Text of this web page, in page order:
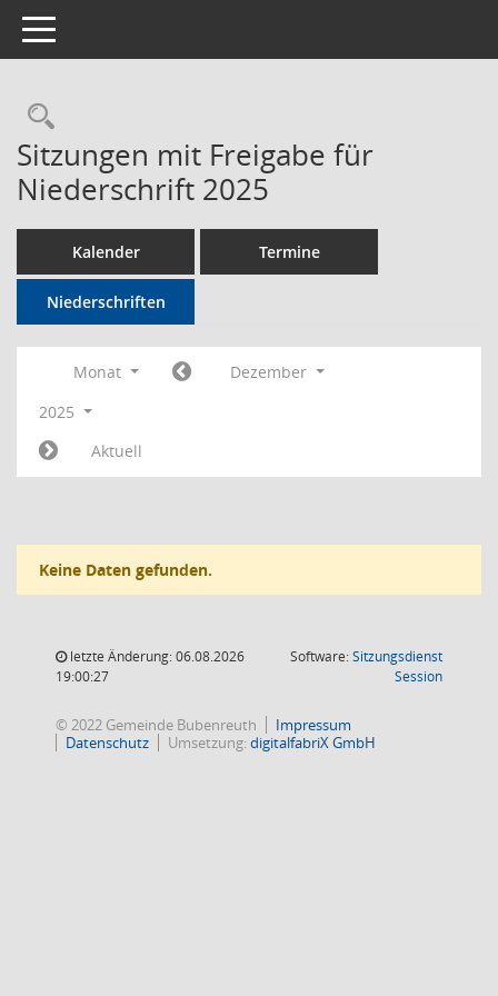
Toggle navigation
Rechercheauswahl
Sitzungen mit Freigabe für
Niederschrift 2025
Kalender Termine
Niederschriften
Monat
Dezember
2025
Aktuell
Keine Daten gefunden.
letzte Änderung: 06.08.2026
19:00:27
Software:Sitzungsdienst
Session(Wird in
© 2022 Gemeinde Bubenreuth
Impressum
Datenschutz
Umsetzung:digitalfabriX GmbH